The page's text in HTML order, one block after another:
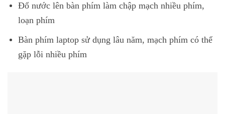
Đổ nước lên bàn phím làm chập mạch nhiều phím,
loạn phím
Bàn phím laptop sử dụng lâu năm, mạch phím có thể
gặp lỗi nhiều phím